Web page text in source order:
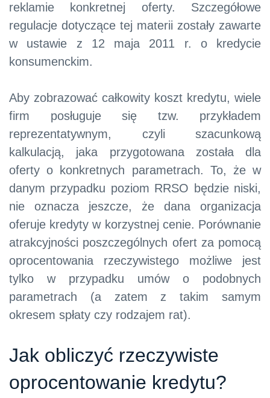
reklamie konkretnej oferty. Szczegółowe
regulacje dotyczące tej materii zostały zawarte
w ustawie z 12 maja 2011 r. o kredycie
konsumenckim.
Aby zobrazować całkowity koszt kredytu, wiele
firm posługuje się tzw. przykładem
reprezentatywnym, czyli szacunkową
kalkulacją, jaka przygotowana została dla
oferty o konkretnych parametrach. To, że w
danym przypadku poziom RRSO będzie niski,
nie oznacza jeszcze, że dana organizacja
oferuje kredyty w korzystnej cenie. Porównanie
atrakcyjności poszczególnych ofert za pomocą
oprocentowania rzeczywistego możliwe jest
tylko w przypadku umów o podobnych
parametrach (a zatem z takim samym
okresem spłaty czy rodzajem rat).
Jak obliczyć rzeczywiste
oprocentowanie kredytu?